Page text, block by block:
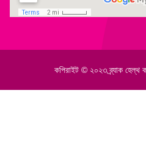
কপিরাইট © ২০২৩ ব্র্যাক হেল্‌থ